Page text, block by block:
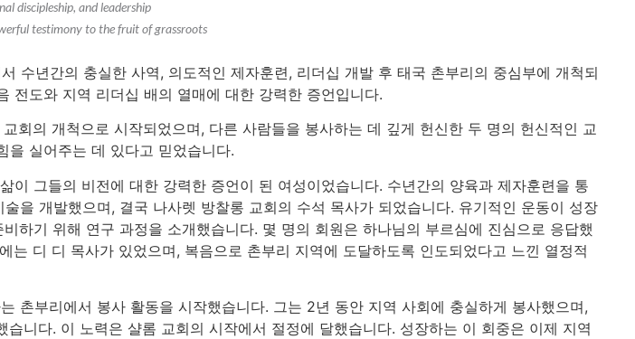
discipleship, and leadership
testimony to the fruit of grassroots
수년간의 충실한 사역, 의도적인 제자훈련, 리더십 개발 후 태국 촌부리의 중심부에 개척되
전도와 지역 리더십 배의 열매에 대한 강력한 증언입니다.
회의 개척으로 시작되었으며, 다른 사람들을 봉사하는 데 깊게 헌신한 두 명의 헌신적인 교
을 실어주는 데 있다고 믿었습니다.
이 그들의 비전에 대한 강력한 증언이 된 여성이었습니다. 수년간의 양육과 제자훈련을 통
을 개발했으며, 결국 나사렛 방찰롱 교회의 수석 목사가 되었습니다. 유기적인 운동이 성장
하기 위해 연구 과정을 소개했습니다. 몇 명의 회원은 하나님의 부르심에 진심으로 응답했
는 디 디 목사가 있었으며, 복음으로 촌부리 지역에 도달하도록 인도되었다고 느낀 열정적
촌부리에서 봉사 활동을 시작했습니다. 그는 2년 동안 지역 사회에 충실하게 봉사했으며,
니다. 이 노력은 샬롬 교회의 시작에서 절정에 달했습니다. 성장하는 이 회중은 이제 지역